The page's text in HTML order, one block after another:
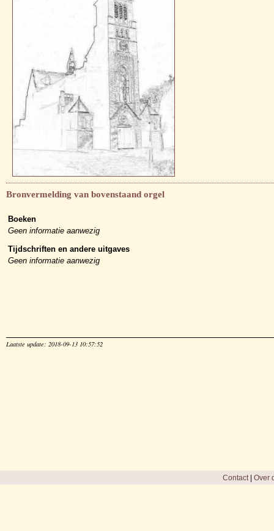
Bronvermelding van bovenstaand orgel
Boeken
Geen informatie aanwezig
Tijdschriften en andere uitgaves
Geen informatie aanwezig
Laatste update: 2018-09-13 10:57:52
Contact| Over